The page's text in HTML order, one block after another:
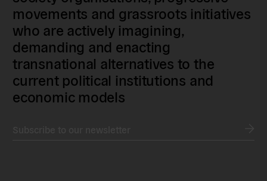
movements and grassroots initiatives
who are actively imagining,
demanding and enacting
transnational alternatives to the
current political institutions and
economic models